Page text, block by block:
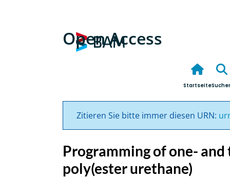
Open Access
Startseite
Zitieren Sie bitte immer diesen URN:
Programming of one-
poly(ester urethane)